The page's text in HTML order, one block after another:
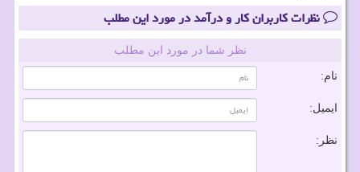
نظرات کاربران کار و درآمد در مورد این مطلب
نظر شما در مورد این مطلب
نام:
ایمیل:
نظر: